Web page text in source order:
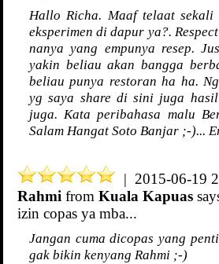
Hallo Richa. Maaf telaat sekali
eksperimen di dapur ya?.
nanya yang empunya resep.
yakin beliau akan bangga
beliau punya restoran ha ha.
yg saya share di sini juga
juga. Kata peribahasa malu
Salam Hangat Soto Banjar ;-)...
| 2015-06-19
Rahmi from Kuala Kapuas
izin copas ya mba...
Jangan cuma dicopas yang
gak bikin kenyang Rahmi ;-)